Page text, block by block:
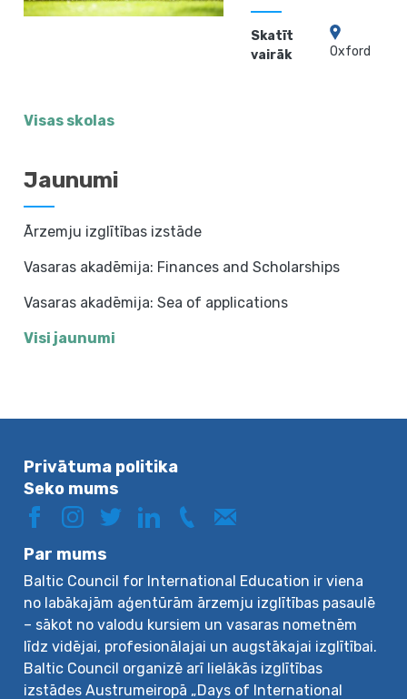
Skatīt
vairāk
Oxford
Visas skolas
Jaunumi
Ārzemju izglītības izstāde
Vasaras akadēmija: Finances and Scholarships
Vasaras akadēmija: Sea of applications
Visi jaunumi
Privātuma politika
Seko mums
Par mums
Baltic Council for International Education ir viena
no labākajām aģentūrām ārzemju izglītības pasaulē
– sākot no valodu kursiem un vasaras nometnēm
līdz vidējai, profesionālajai un augstākajai izglītībai.
Baltic Council organizē arī lielākās izglītības
izstādes Austrumeiropā „Days of International